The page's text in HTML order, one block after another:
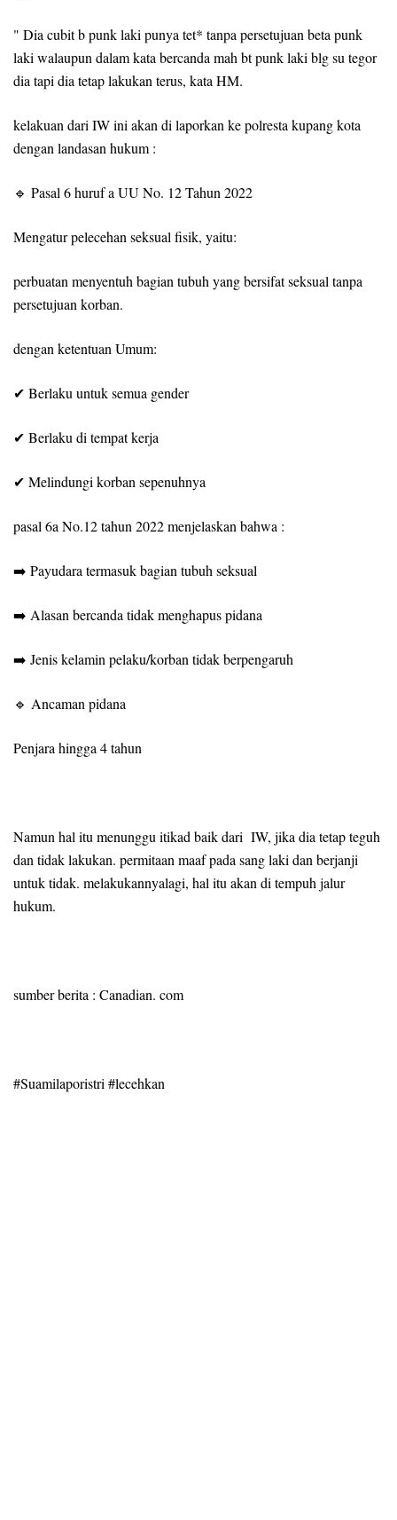
" Dia cubit b punk laki punya tet* tanpa persetujuan beta punk
laki walaupun dalam kata bercanda mah bt punk laki blg su tegor
dia tapi dia tetap lakukan terus, kata HM.
kelakuan dari IW ini akan di laporkan ke polresta kupang kota
dengan landasan hukum :
🔹 Pasal 6 huruf a UU No. 12 Tahun 2022
Mengatur pelecehan seksual fisik, yaitu:
perbuatan menyentuh bagian tubuh yang bersifat seksual tanpa
persetujuan korban.
dengan ketentuan Umum:
✔ Berlaku untuk semua gender
✔ Berlaku di tempat kerja
✔ Melindungi korban sepenuhnya
pasal 6a No.12 tahun 2022 menjelaskan bahwa :
➡️ Payudara termasuk bagian tubuh seksual
➡️ Alasan bercanda tidak menghapus pidana
➡️ Jenis kelamin pelaku/korban tidak berpengaruh
🔹 Ancaman pidana
Penjara hingga 4 tahun
Namun hal itu menunggu itikad baik dari IW, jika dia tetap teguh
dan tidak lakukan. permitaan maaf pada sang laki dan berjanji
untuk tidak. melakukannyalagi, hal itu akan di tempuh jalur
hukum.
sumber berita : Canadian. com
#Suamilaporistri #lecehkan